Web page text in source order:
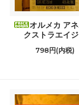
オルメカ ア
クストラエイ
798円(内税)